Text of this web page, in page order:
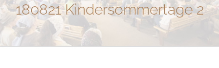
180821 Kindersommertage 2